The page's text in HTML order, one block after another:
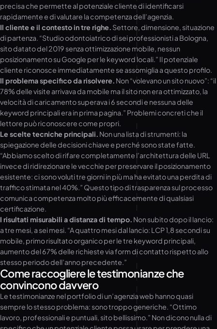
precisa che permette al potenziale cliente di identificarsi
rapidamente e di valutare la competenza dell’agenzia.
Il cliente e il contesto in tre righe. Settore, dimensione, situazione
di partenza. “Studio odontoiatrico di sei professionisti a Bologna,
sito datato del 2019 senza ottimizzazione mobile, nessun
posizionamento su Google per le keyword locali.” Il potenziale
cliente riconosce immediatamente se assomiglia a questo profilo.
Il problema specifico da risolvere. Non “volevano un sito nuovo”: “il
78% delle visite arrivava da mobile ma il sito non era ottimizzato, la
velocità di caricamento superava i 6 secondi e nessuna delle
keyword principali era in prima pagina.” Problemi concreti che il
lettore può riconoscere come propri.
Le scelte tecniche principali. Non una lista di strumenti: la
spiegazione delle decisioni chiave e perché sono state fatte.
“Abbiamo scelto di rifare completamente l’architettura delle URL
invece di ridirezionare le vecchie per preservare il posizionamento
esistente: ci sono voluti tre giorni in più ma ha evitato una perdita di
traffico stimata nel 40%.” Questo tipo di trasparenza sul processo
comunica competenza molto più efficacemente di qualsiasi
certificazione.
I risultati misurabili a distanza di tempo. Non subito dopo il lancio:
a tre mesi, a sei mesi. “A quattro mesi dal lancio: LCP 1,8 secondi su
mobile, primo risultato organico per le tre keyword principali,
aumento del 67% delle richieste via form di contatto rispetto allo
stesso periodo dell’anno precedente.”
Come raccogliere le testimonianze che
convincono davvero
Le testimonianze nel portfolio di un’agenzia web hanno quasi
sempre lo stesso problema: sono troppo generiche. “Ottimo
lavoro, professionali e puntuali, sito bellissimo.” Non dicono nulla di